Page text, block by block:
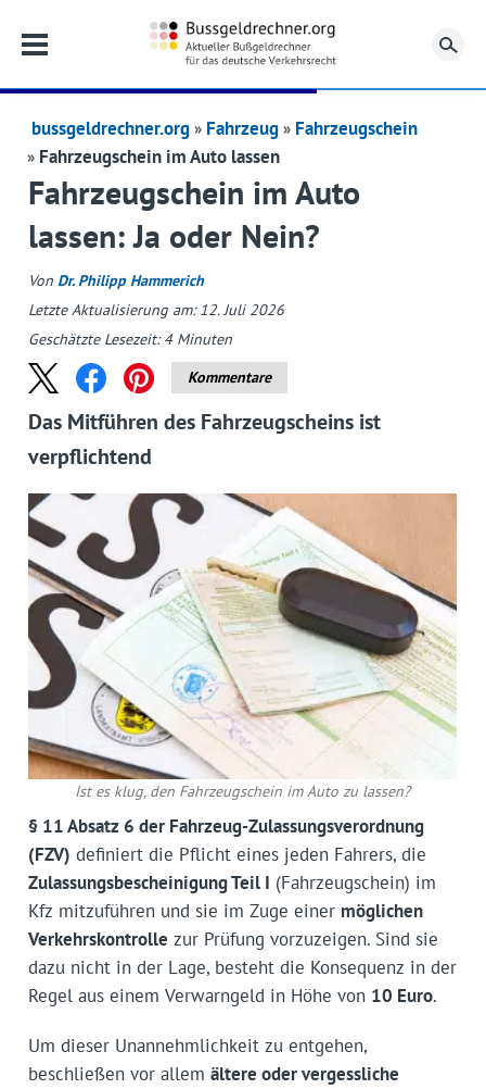
bussgeldrechner.org Fahrzeug
Fahrzeugschein
Fahrzeugschein im Auto lassen
Fahrzeugschein im Auto
lassen: Ja oder Nein?
Von Dr. Philipp Hammerich
Letzte Aktualisierung am: 12. Juli 2026
Geschätzte Lesezeit:4 Minuten
Kommentare
Das Mitführen des Fahrzeugscheins ist
verpflichtend
Ist es klug, den Fahrzeugschein im Auto zu lassen?
§ 11 Absatz 6 der Fahrzeug-Zulassungs­verordnung
(FZV) definiert die Pflicht eines jeden Fahrers, die
Zulassungs­bescheinigung Teil I (Fahrzeugschein) im
Kfz mitzuführen und sie im Zuge einer möglichen
Verkehrskontrolle zur Prüfung vorzuzeigen. Sind sie
dazu nicht in der Lage, besteht die Konsequenz in der
Regel aus einem Verwarngeld in Höhe von 10 Euro.
Um dieser Unannehmlichkeit zu entgehen,
beschließen vor allem ältere oder vergessliche